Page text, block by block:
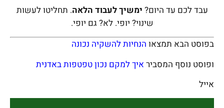
עבד לכם עד היום? ימשיך לעבוד הלאה. תחליטו לעשות
שינוי? יופי. לא? גם יופי.
בפוסט הבא תמצאו הנחיות להשקיה נכונה
ופוסט נוסף המסביר איך למקם נכון טפטפות באדנית
אייל